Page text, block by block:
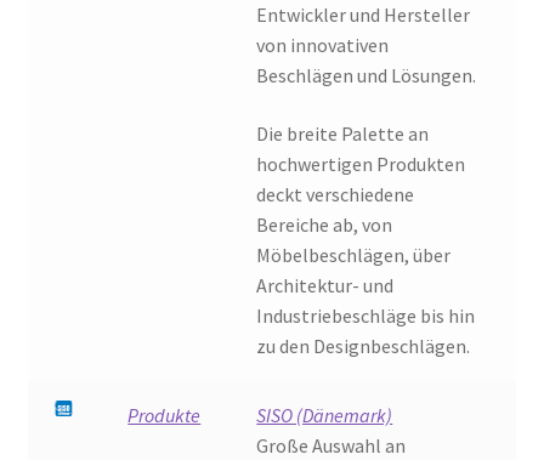
Entwickler und Hersteller
von innovativen
Beschlägen und Lösungen.
Die breite Palette an
hochwertigen Produkten
deckt verschiedene
Bereiche ab, von
Möbelbeschlägen, über
Architektur- und
Industriebeschläge bis hin
zu den Designbeschlägen.
Produkte
SISO (Dänemark)
Große Auswahl an